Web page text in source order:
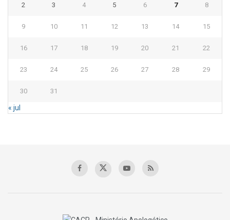
2 3 4 5 6 7 8
9 10 11 12 13 14 15
16 17 18 19 20 21 22
23 24 25 26 27 28 29
30 31
« jul